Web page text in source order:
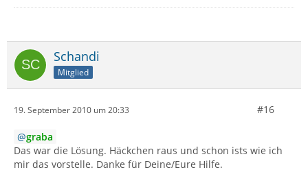
Schandi
Mitglied
19. September 2010 um 20:33 #16
graba
Das war die Lösung. Häckchen raus und schon ists wie ich
mir das vorstelle. Danke für Deine/Eure Hilfe.